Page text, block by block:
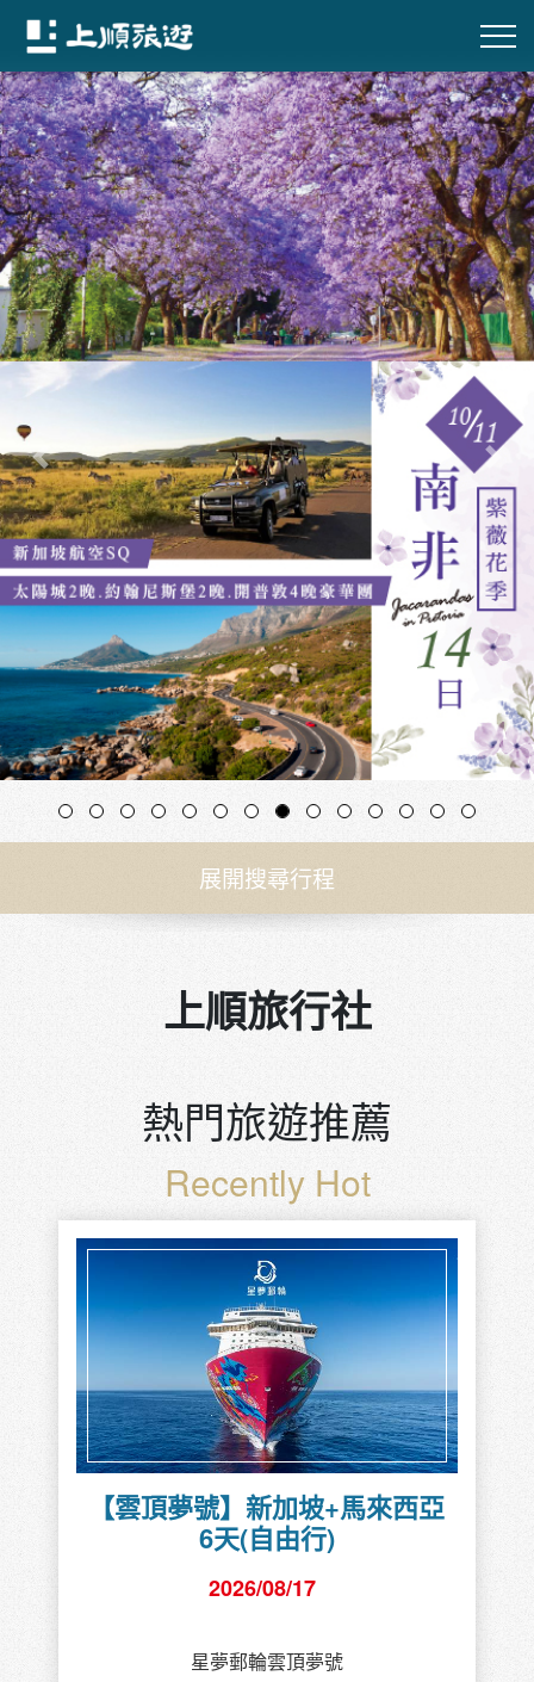
往前 往後
展開搜尋行程
上順旅行社
熱門旅遊推薦
Recently Hot
【雲頂夢號】新加坡+馬來西亞
6天(自由行)
2026/08/17
機+船+酒自由行
新加坡─檳城─馬六甲(吉隆坡)─新加坡
詳細行程
贅沢南紀7天
2026/08/18 推薦團
【國際金旅獎】伊勢松阪三重滿喫旅